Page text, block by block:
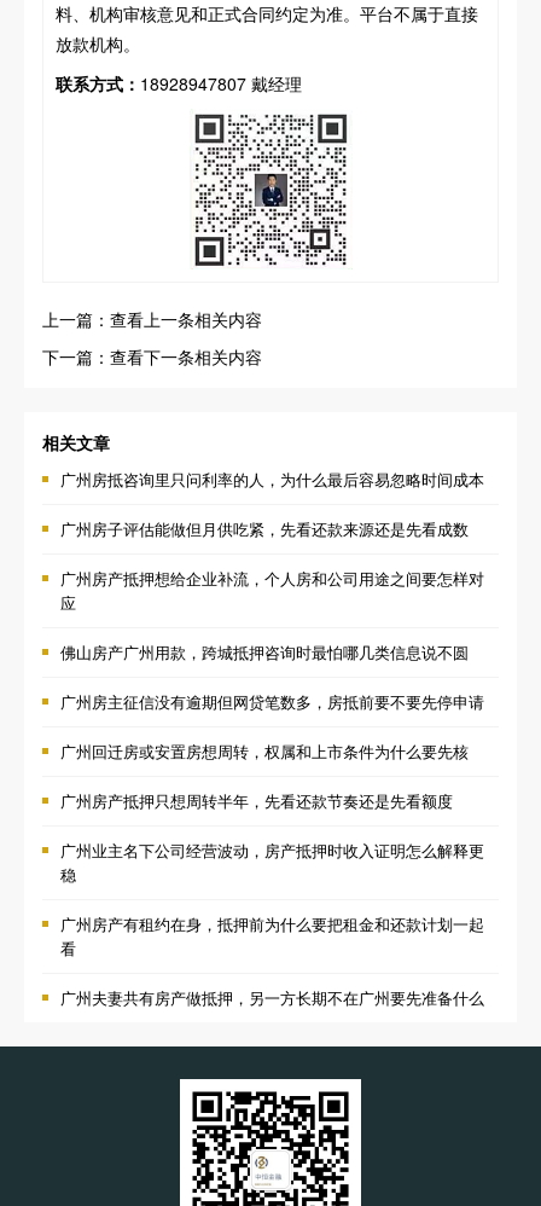
料、机构审核意见和正式合同约定为准。平台不属于直接
放款机构。
联系方式： 18928947807 戴经理
上一篇：查看上一条相关内容
下一篇：查看下一条相关内容
相关文章
广州房抵咨询里只问利率的人，为什么最后容易忽略时间成本
广州房子评估能做但月供吃紧，先看还款来源还是先看成数
广州房产抵押想给企业补流，个人房和公司用途之间要怎样对
应
佛山房产广州用款，跨城抵押咨询时最怕哪几类信息说不圆
广州房主征信没有逾期但网贷笔数多，房抵前要不要先停申请
广州回迁房或安置房想周转，权属和上市条件为什么要先核
广州房产抵押只想周转半年，先看还款节奏还是先看额度
广州业主名下公司经营波动，房产抵押时收入证明怎么解释更
稳
广州房产有租约在身，抵押前为什么要把租金和还款计划一起
看
广州夫妻共有房产做抵押，另一方长期不在广州要先准备什么